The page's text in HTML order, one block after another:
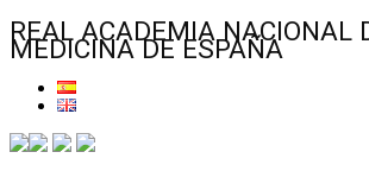
REAL ACADEMIA NACIONAL
MEDICINA DE ESPAÑA